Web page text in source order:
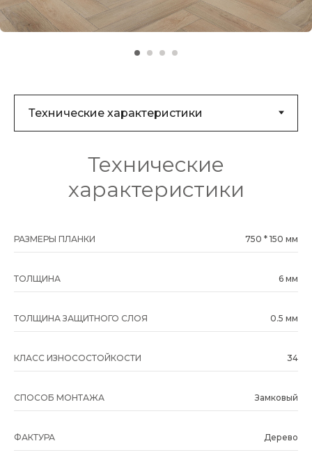
Технические
характеристики
РАЗМЕРЫ ПЛАНКИ 750 * 150 мм
ТОЛЩИНА 6 мм
ТОЛЩИНА ЗАЩИТНОГО СЛОЯ 0.5 мм
КЛАСС ИЗНОСОСТОЙКОСТИ 34
СПОСОБ МОНТАЖА Замковый
ФАКТУРА Дерево